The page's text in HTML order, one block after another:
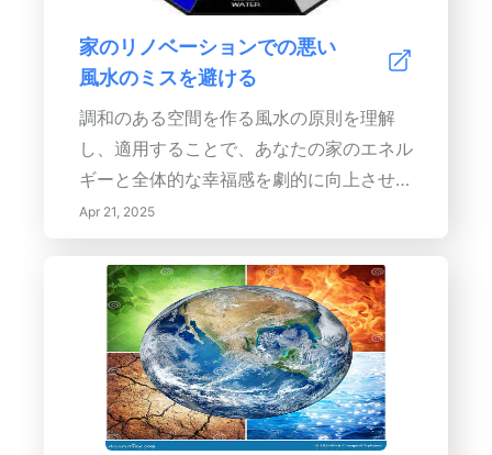
は、あなたの空間をカスタマイズし、帰属
意識を育みます。読書や社交などの活動を
明確に区分して、リビングルーム内に定義
されたスペースを作り、環境が常に魅力的
になるようにします。 心地よい雰囲気の
創出 心地よい雰囲気を作るためには、家
な質感を取り入れます。これは美的な深み
を与えるだけでなく、リラックスを促進し
ます。テキスタイルを巧みに配置すること
で、あなたの空間の触覚体験と静けさを高
めることができます。 最後の考え カルミ
ングなリビングルームを作ることは、単に
美学の問題ではなく、あなたの個性を反映
ブさを反射する鏡を戦略的に配置すること
で、風水の力を活用し、あなたの生活空間
を調和のあるリトリートに変える方法をも
っと発見してください。
家のリノベーションでの悪い
風水のミスを避ける
調和のある空間を作る風水の原則を理解
し、適用することで、あなたの家のエネル
ギーと全体的な幸福感を劇的に向上させる
ことができます。一般的なミスを避け、自
然の要素を受け入れ、専門家のアドバイス
を求めることで、ライフスタイルをサポー
トする穏やかでポジティブな環境を作るこ
とができます。調和と良いエネルギーが放
たれる空間を作ることを知って、自信を持
って家のリノベーションの旅を始めましょ
う！
Apr 21, 2025